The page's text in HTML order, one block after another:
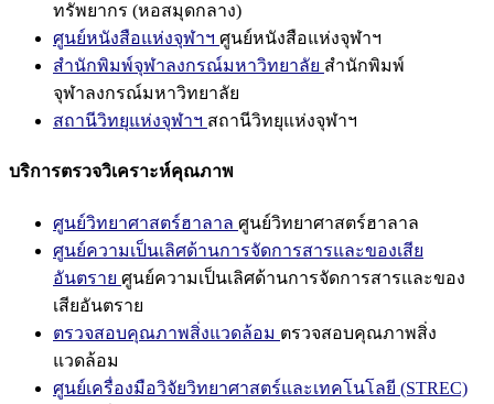
ทรัพยากร (หอสมุดกลาง)
ศูนย์หนังสือแห่งจุฬาฯ ศูนย์หนังสือแห่งจุฬาฯ
สำนักพิมพ์จุฬาลงกรณ์มหาวิทยาลัย สำนักพิมพ์
จุฬาลงกรณ์มหาวิทยาลัย
สถานีวิทยุแห่งจุฬาฯ สถานีวิทยุแห่งจุฬาฯ
บริการตรวจวิเคราะห์คุณภาพ
ศูนย์วิทยาศาสตร์ฮาลาล ศูนย์วิทยาศาสตร์ฮาลาล
ศูนย์ความเป็นเลิศด้านการจัดการสารและของเสีย
อันตราย ศูนย์ความเป็นเลิศด้านการจัดการสารและของ
เสียอันตราย
ตรวจสอบคุณภาพสิ่งแวดล้อม ตรวจสอบคุณภาพสิ่ง
แวดล้อม
ศูนย์เครื่องมือวิจัยวิทยาศาสตร์และเทคโนโลยี (STREC)